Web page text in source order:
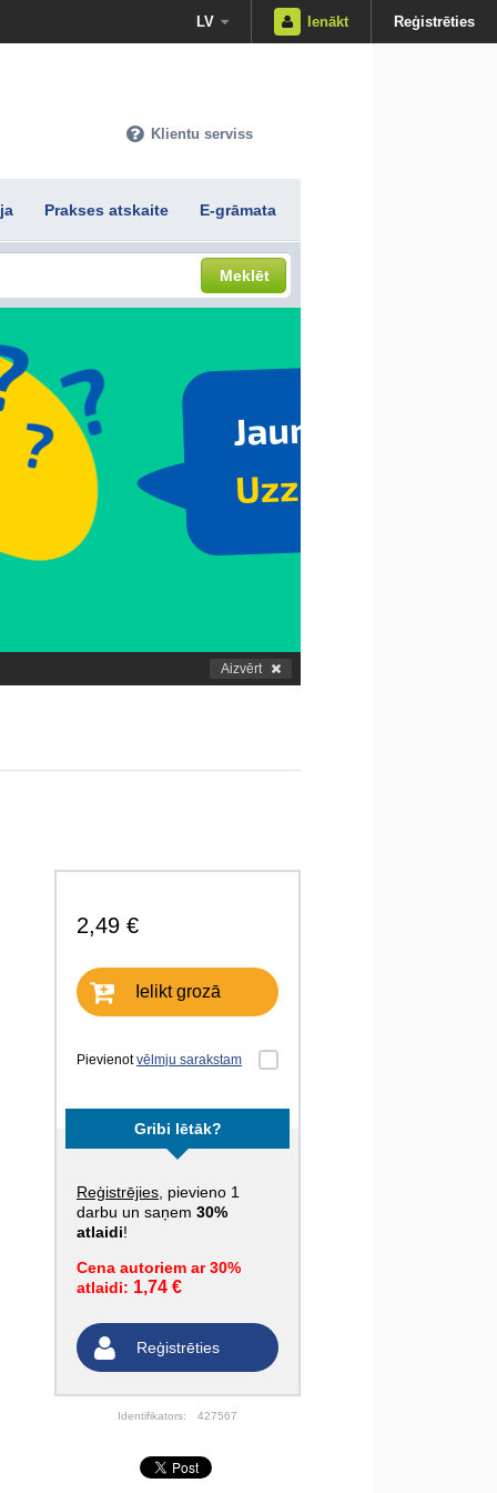
LV Ienākt Reģistrēties
Klientu serviss
Prakses atskaite E-grāmata
Meklēt
Aizvērt
2,49 €
Ielikt grozā
Pievienotvēlmju sarakstam
Gribi lētāk?
Reģistrējies , pievieno 1
darbu un saņem 30%
atlaidi!
Cena autoriem ar 30%
atlaidi: 1,74 €
Reģistrēties
Identifikators: 427567